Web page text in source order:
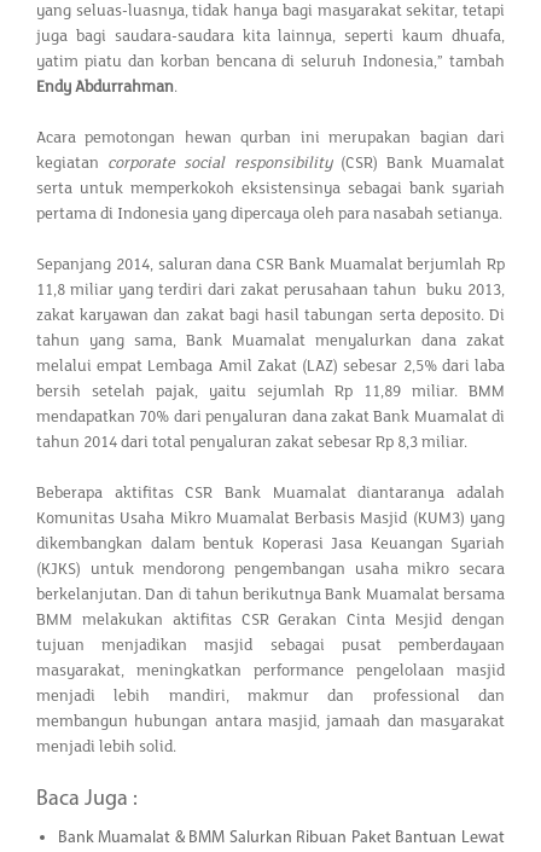
yang seluas-luasnya, tidak hanya bagi masyarakat sekitar, tetapi
juga bagi saudara-saudara kita lainnya, seperti kaum dhuafa,
yatim piatu dan korban bencana di seluruh Indonesia,” tambah
Endy Abdurrahman.
Acara pemotongan hewan qurban ini merupakan bagian dari
kegiatan corporate social responsibility (CSR) Bank Muamalat
serta untuk memperkokoh eksistensinya sebagai bank syariah
pertama di Indonesia yang dipercaya oleh para nasabah setianya.
Sepanjang 2014, saluran dana CSR Bank Muamalat berjumlah Rp
11,8 miliar yang terdiri dari zakat perusahaan tahun buku 2013,
zakat karyawan dan zakat bagi hasil tabungan serta deposito. Di
tahun yang sama, Bank Muamalat menyalurkan dana zakat
melalui empat Lembaga Amil Zakat (LAZ) sebesar 2,5% dari laba
bersih setelah pajak, yaitu sejumlah Rp 11,89 miliar. BMM
mendapatkan 70% dari penyaluran dana zakat Bank Muamalat di
tahun 2014 dari total penyaluran zakat sebesar Rp 8,3 miliar.
Beberapa aktifitas CSR Bank Muamalat diantaranya adalah
Komunitas Usaha Mikro Muamalat Berbasis Masjid (KUM3) yang
dikembangkan dalam bentuk Koperasi Jasa Keuangan Syariah
(KJKS) untuk mendorong pengembangan usaha mikro secara
berkelanjutan. Dan di tahun berikutnya Bank Muamalat bersama
BMM melakukan aktifitas CSR Gerakan Cinta Mesjid dengan
tujuan menjadikan masjid sebagai pusat pemberdayaan
masyarakat, meningkatkan performance pengelolaan masjid
menjadi lebih mandiri, makmur dan professional dan
membangun hubungan antara masjid, jamaah dan masyarakat
menjadi lebih solid.
Baca Juga :
Bank Muamalat & BMM Salurkan Ribuan Paket Bantuan Lewat